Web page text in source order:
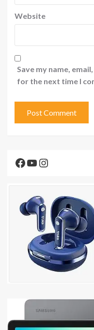
Website
Save my name,
for the next time I
Facebook
YouTube
Instagram